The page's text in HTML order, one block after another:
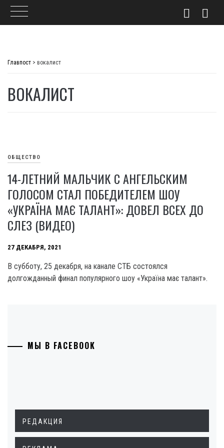
Главпост > вокалист
ВОКАЛИСТ
ОБЩЕСТВО
14-ЛЕТНИЙ МАЛЬЧИК С АНГЕЛЬСКИМ
ГОЛОСОМ СТАЛ ПОБЕДИТЕЛЕМ ШОУ
«УКРАЇНА МАЄ ТАЛАНТ»: ДОВЕЛ ВСЕХ ДО
СЛЕЗ (ВИДЕО)
27 ДЕКАБРЯ, 2021
В субботу, 25 декабря, на канале СТБ состоялся
долгожданный финал популярного шоу «Україна має талант».
МЫ В FACEBOOK
РЕДАКЦИЯ